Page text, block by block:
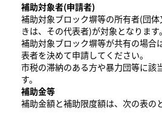
補助対象者(申請者)
補助対象ブロック塀等の所有者(団
きは、その代表者)が対象となります。
補助対象ブロック塀等が共有の場合
表者を決めて申請してください。
市税の滞納のある方や暴力団等に該
す。
補助金等
補助金額と補助限度額は、次の表の